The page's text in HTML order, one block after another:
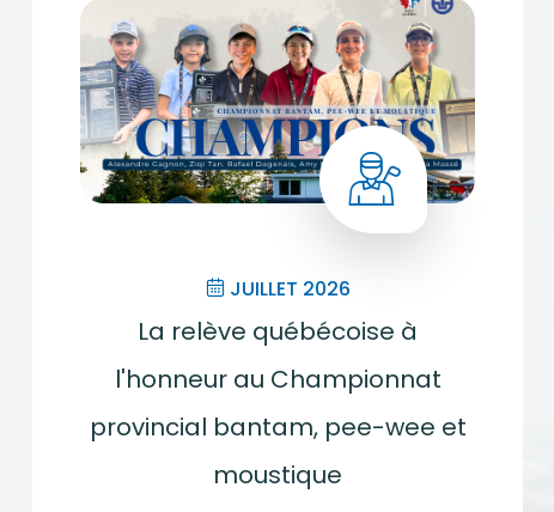
JUILLET 2026
La relève québécoise à
l'honneur au Championnat
provincial bantam, pee-wee et
moustique